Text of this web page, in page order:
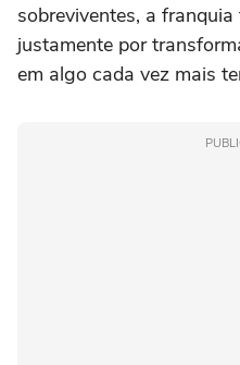
sobreviventes, a
justamente por
em algo cada vez mais